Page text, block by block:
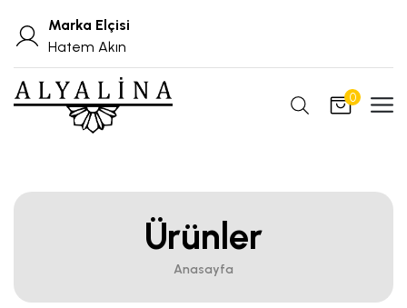
Marka Elçisi
Hatem Akın
0
Ürünler
Anasayfa